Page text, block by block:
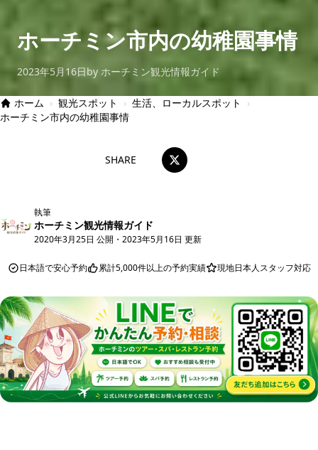
ホーチミン市内の幼稚園事情
2023年5月16日by ホーチミン観光情報ガイド
ホーム › 観光スポット › 生活、ローカルスポット
›
ホーチミン市内の幼稚園事情
SHARE
執筆
ホーチミン観光情報ガイド
2020年3月25日 公開 ・ 2023年5月16日 更新
日本語で安心予約 累計5,000件以上の予約実績 現地日本人スタッフ対応